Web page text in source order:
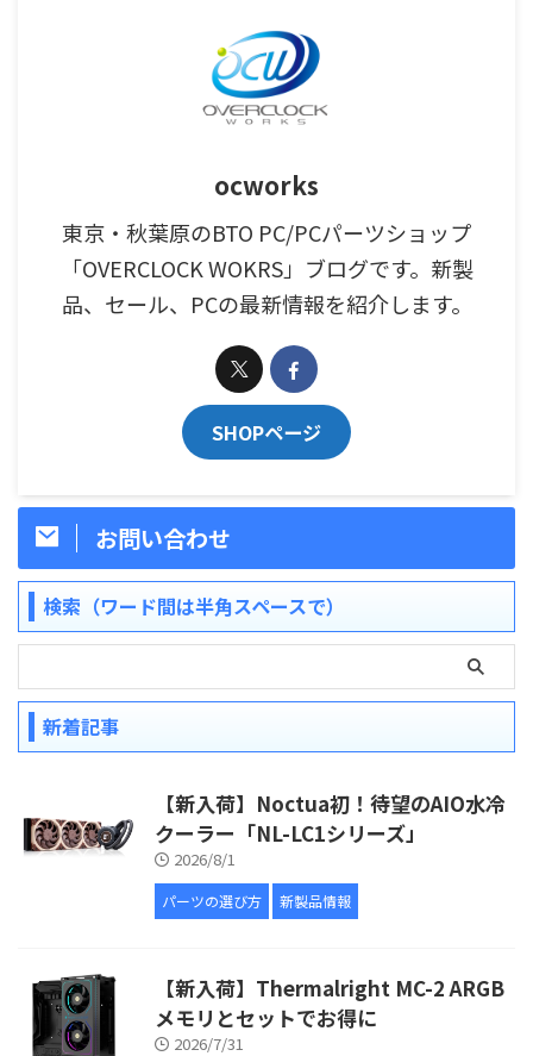
ocworks
東京・秋葉原のBTO PC/PCパーツショップ
「OVERCLOCK WOKRS」ブログです。新製
品、セール、PCの最新情報を紹介します。
SHOPページ
お問い合わせ
検索（ワード間は半角スペースで）
新着記事
【新入荷】Noctua初！待望のAIO水冷
クーラー「NL-LC1シリーズ」
2026/8/1
パーツの選び方 新製品情報
【新入荷】Thermalright MC-2 ARGB
メモリとセットでお得に
2026/7/31